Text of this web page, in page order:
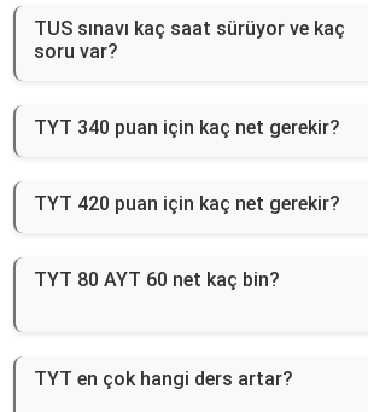
TUS sınavı kaç saat sürüyor ve kaç
soru var?
TYT 340 puan için kaç net gerekir?
TYT 420 puan için kaç net gerekir?
TYT 80 AYT 60 net kaç bin?
TYT en çok hangi ders artar?